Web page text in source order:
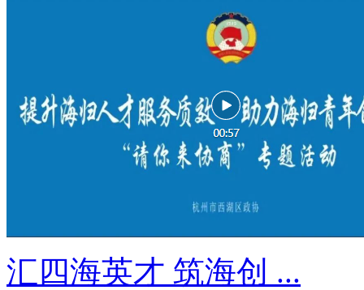
汇四海英才 筑海创 ...